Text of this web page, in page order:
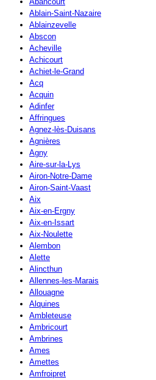
Ablain-Saint-Nazaire
Ablainzevelle
Abscon
Acheville
Achicourt
Achiet-le-Grand
Acq
Acquin
Adinfer
Affringues
Agnez-lès-Duisans
Agnières
Agny
Aire-sur-la-Lys
Airon-Notre-Dame
Airon-Saint-Vaast
Aix
Aix-en-Ergny
Aix-en-Issart
Aix-Noulette
Alembon
Alette
Alincthun
Allennes-les-Marais
Allouagne
Alquines
Ambleteuse
Ambricourt
Ambrines
Ames
Amettes
Amfroipret